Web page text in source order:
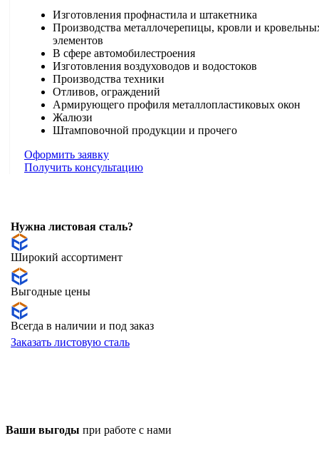
Изготовления профнастила и штакетника
Производства металлочерепицы, кровли и
элементов
В сфере автомобилестроения
Изготовления воздуховодов и водостоков
Производства техники
Отливов, ограждений
Армирующего профиля металлопластиковых окон
Жалюзи
Штамповочной продукции и прочего
Оформить заявку
Получить консультацию
Нужна листовая сталь?
Широкий ассортимент
Выгодные цены
Всегда в наличии и под заказ
Заказать листовую сталь
Ваши выгоды при работе с нами